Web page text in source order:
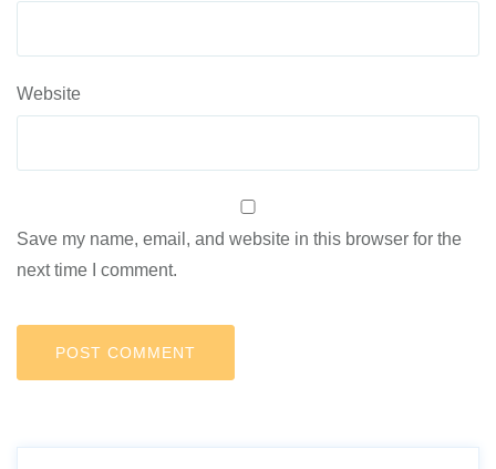
Website
Save my name, email, and website in this browser for the
next time I comment.